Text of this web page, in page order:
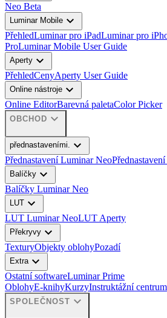
Neo Beta
Luminar Mobile expand_more
PřehledLuminar pro iPadLuminar pro
ProLuminar Mobile User Guide
Aperty expand_more
PřehledCenyAperty User Guide
Online nástroje expand_more
Online EditorBarevná paletaColor Picker
OBCHOD expand_more
přednastaveními. expand_more
Přednastavení Luminar Neo
Balíčky expand_more
Balíčky Luminar Neo
LUT expand_more
LUT Luminar NeoLUT Aperty
Překryvy expand_more
TexturyObjekty oblohyPozadí
Extraexpand_more
Ostatní softwareLuminar Prime
OblohyE-knihyKurzyInstruktážní centrum
SPOLEČNOST expand_more